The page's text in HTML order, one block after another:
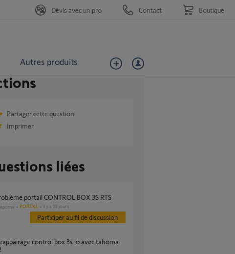
Autres produits
Devis avec un pro Contact Boutique
Partager cette question
Imprimer
liées
portail CONTROL BOX 3S RTS
PORTAIL il y a 18 jours
Participer au fil de discussion